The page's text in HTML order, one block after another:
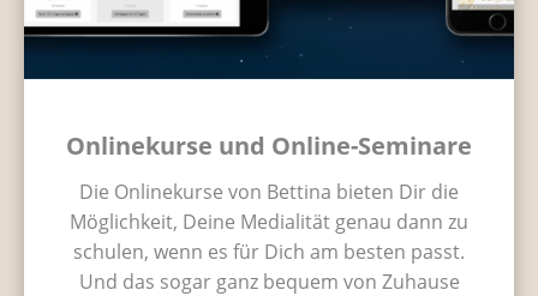
Onlinekurse und Online-Seminare
Die Onlinekurse von Bettina bieten Dir die
Möglichkeit, Deine Medialität genau dann zu
schulen, wenn es für Dich am besten passt.
Und das sogar ganz bequem von Zuhause